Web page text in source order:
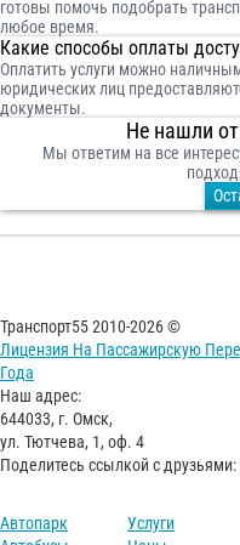
готовы помочь подобрать
любое время.
Какие способы оплаты
Оплатить услуги можно
юридических лиц
документы.
Не нашли
Мы ответим на все
Транспорт55 2010-2026 ©
Лицензия На Пассажирскую
Года
Наш адрес:
644033, г. Омск,
ул. Тютчева, 1, оф. 4
Поделитесь ссылкой с друзьями:
Автопарк
Услуги